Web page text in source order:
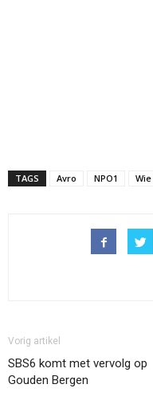
TAGS Avro NPO1
Vorig artikel
SBS6 komt met vervolg op
Gouden Bergen